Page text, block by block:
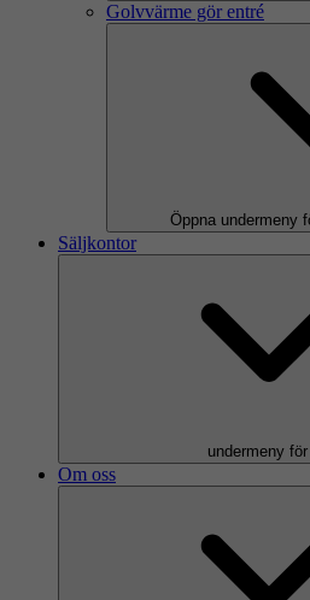
Golvvärme gör entré
Öppna undermeny
Säljkontor
undermeny
Om oss